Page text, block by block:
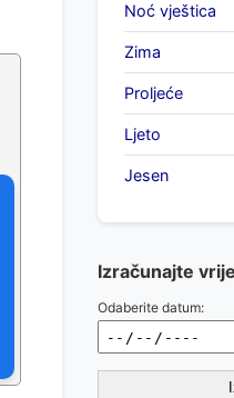
Noć vještica
Zima
Proljeće
Ljeto
Jesen
Izračunajte
Odaberite datum: